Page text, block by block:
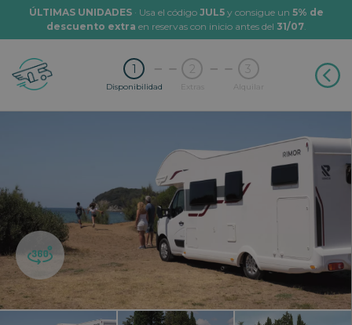
ÚLTIMAS UNIDADES· Usa el código JUL5y consigue un 5% de
descuento extra en reservas con inicio antes del 31/07.
1
Disponibilidad
2
Extras
3
Alquilar